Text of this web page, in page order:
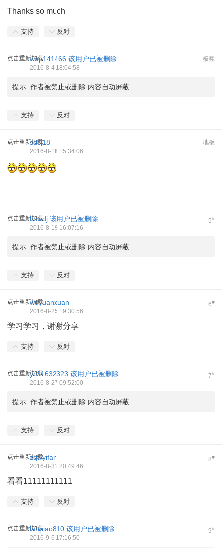
Thanks so much
支持 反对
点击重新加载 板凳
wap141466 该用户已被删除
2016-8-4 18:04:58
提示: 作者被禁止或删除 内容自动屏蔽
支持 反对
点击重新加载 地板
sdcj18
2016-8-18 15:34:06
点击重新加载 5#
hxwdj 该用户已被删除
2016-8-19 16:07:16
提示: 作者被禁止或删除 内容自动屏蔽
支持 反对
点击重新加载 6#
wuyuanxuan
2016-8-25 19:30:56
学习学习，谢谢分享
支持 反对
点击重新加载 7#
yc31632323 该用户已被删除
2016-8-27 09:52:00
提示: 作者被禁止或删除 内容自动屏蔽
支持 反对
点击重新加载 8#
zqwyifan
2016-8-31 20:49:46
看看11111111111
支持 反对
点击重新加载 9#
lanpiao810 该用户已被删除
2016-9-6 17:16:50